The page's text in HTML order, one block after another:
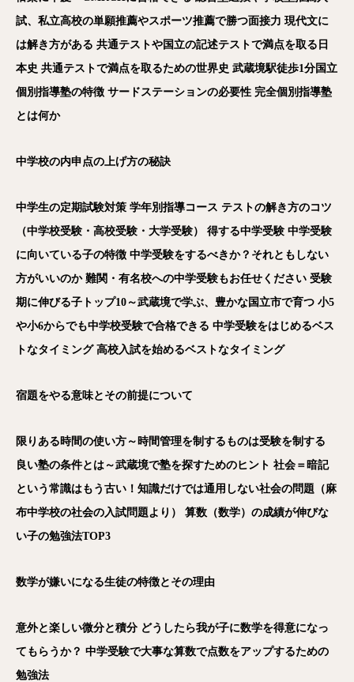
試、私立高校の単願推薦やスポーツ推薦で勝つ面接力 現代文に
は解き方がある 共通テストや国立の記述テストで満点を取る日
本史 共通テストで満点を取るための世界史 武蔵境駅徒歩1分国立
個別指導塾の特徴 サードステーションの必要性 完全個別指導塾
とは何か
中学校の内申点の上げ方の秘訣
中学生の定期試験対策 学年別指導コース テストの解き方のコツ
（中学校受験・高校受験・大学受験）
得する中学受験 中学受験
に向いている子の特徴 中学受験をするべきか？それともしない
方がいいのか 難関・有名校への中学受験もお任せください 受験
期に伸びる子トップ10 ～武蔵境で学ぶ、豊かな国立市で育つ 小5
や小6からでも中学校受験で合格できる 中学受験をはじめるベス
トなタイミング 高校入試を始めるベストなタイミング
宿題をやる意味とその前提について
限りある時間の使い方～時間管理を制するものは受験を制する
良い塾の条件とは～武蔵境で塾を探すためのヒント 社会＝暗記
という常識はもう古い！知識だけでは通用しない社会の問題（麻
布中学校の社会の入試問題より）
算数（数学）の成績が伸びな
い子の勉強法TOP3
数学が嫌いになる生徒の特徴とその理由
意外と楽しい微分と積分 どうしたら我が子に数学を得意になっ
てもらうか？ 中学受験で大事な算数で点数をアップするための
勉強法